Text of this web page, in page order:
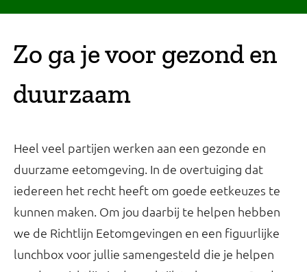
Zo ga je voor gezond en
duurzaam
Heel veel partijen werken aan een gezonde en
duurzame eetomgeving. In de overtuiging dat
iedereen het recht heeft om goede eetkeuzes te
kunnen maken. Om jou daarbij te helpen hebben
we de Richtlijn Eetomgevingen en een figuurlijke
lunchbox voor jullie samengesteld die je helpen